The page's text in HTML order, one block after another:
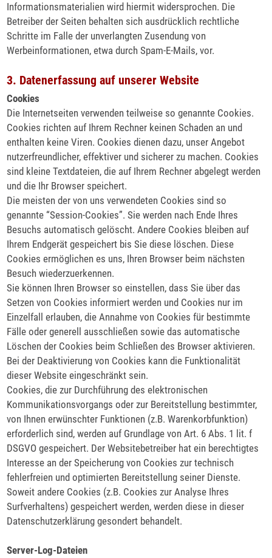
Informationsmaterialien wird hiermit widersprochen. Die
Betreiber der Seiten behalten sich ausdrücklich rechtliche
Schritte im Falle der unverlangten Zusendung von
Werbeinformationen, etwa durch Spam-E-Mails, vor.
3. Datenerfassung auf unserer Website
Cookies
Die Internetseiten verwenden teilweise so genannte Cookies.
Cookies richten auf Ihrem Rechner keinen Schaden an und
enthalten keine Viren. Cookies dienen dazu, unser Angebot
nutzerfreundlicher, effektiver und sicherer zu machen. Cookies
sind kleine Textdateien, die auf Ihrem Rechner abgelegt werden
und die Ihr Browser speichert.
Die meisten der von uns verwendeten Cookies sind so
genannte “Session-Cookies”. Sie werden nach Ende Ihres
Besuchs automatisch gelöscht. Andere Cookies bleiben auf
Ihrem Endgerät gespeichert bis Sie diese löschen. Diese
Cookies ermöglichen es uns, Ihren Browser beim nächsten
Besuch wiederzuerkennen.
Sie können Ihren Browser so einstellen, dass Sie über das
Setzen von Cookies informiert werden und Cookies nur im
Einzelfall erlauben, die Annahme von Cookies für bestimmte
Fälle oder generell ausschließen sowie das automatische
Löschen der Cookies beim Schließen des Browser aktivieren.
Bei der Deaktivierung von Cookies kann die Funktionalität
dieser Website eingeschränkt sein.
Cookies, die zur Durchführung des elektronischen
Kommunikationsvorgangs oder zur Bereitstellung bestimmter,
von Ihnen erwünschter Funktionen (z.B. Warenkorbfunktion)
erforderlich sind, werden auf Grundlage von Art. 6 Abs. 1 lit. f
DSGVO gespeichert. Der Websitebetreiber hat ein berechtigtes
Interesse an der Speicherung von Cookies zur technisch
fehlerfreien und optimierten Bereitstellung seiner Dienste.
Soweit andere Cookies (z.B. Cookies zur Analyse Ihres
Surfverhaltens) gespeichert werden, werden diese in dieser
Datenschutzerklärung gesondert behandelt.
Server-Log-Dateien